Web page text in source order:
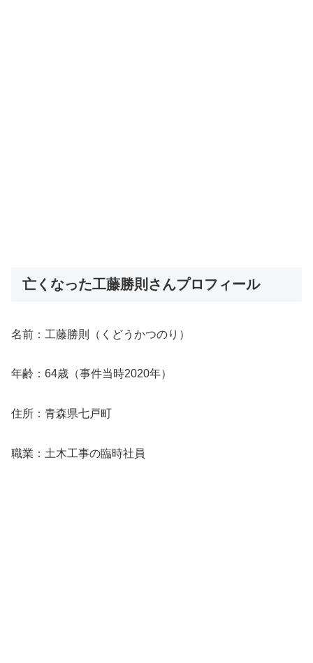
亡くなった工藤勝則さんプロフィール
名前：工藤勝則（くどうかつのり）
年齢：64歳（事件当時2020年）
住所：青森県七戸町
職業：土木工事の臨時社員